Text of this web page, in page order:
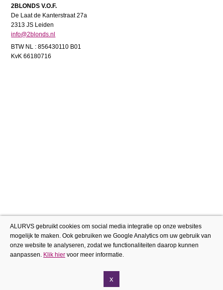
2BLONDS V.O.F.
De Laat de Kanterstraat 27a
2313 JS Leiden
info@2blonds.nl
BTW NL : 856430110 B01
KvK 66180716
ALURVS gebruikt cookies om social media integratie op onze websites
mogelijk te maken. Ook gebruiken we Google Analytics om uw gebruik van
onze website te analyseren, zodat we functionaliteiten daarop kunnen
aanpassen. Klik hier voor meer informatie.
x